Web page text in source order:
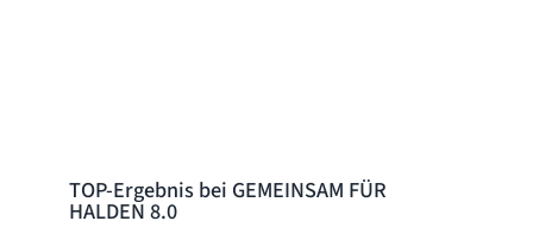
TOP-Ergebnis bei GEMEINSAM FÜR
HALDEN 8.0